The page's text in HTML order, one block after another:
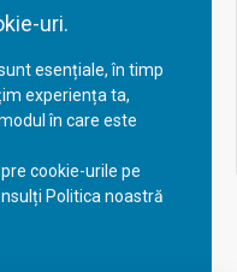
uri.
esențiale, în timp
experiența ta,
în care este
cookie-urile pe
Politica noastră